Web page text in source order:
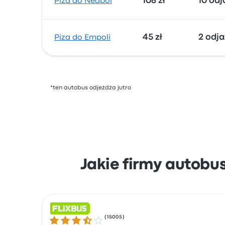
Piza do Empoli 45 zł 2
*ten autobus odjeżdża jutro
Jakie firmy
3.5 gwiazdek w skali do 5
( 15005 )